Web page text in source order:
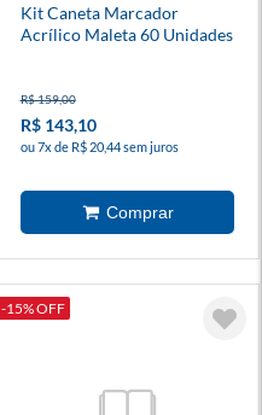
Kit Caneta Marcador
Acrílico Maleta 60 Unidades
R$ 159,00
R$ 143,10
ou 7x de R$ 20,44 sem juros
-15% OFF